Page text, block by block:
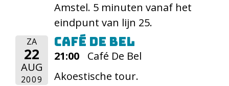
Amstel. 5 minuten vanaf het
eindpunt van lijn 25.
ZA
22
AUG
2009
Café De Bel
21:00
Café De Bel
Akoestische tour.